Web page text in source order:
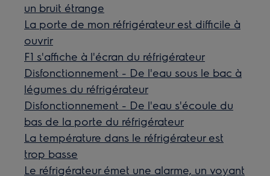
un bruit étrange
La porte de mon réfrigérateur est difficile à
ouvrir
F1 s'affiche à l'écran du réfrigérateur
Disfonctionnement - De l'eau sous le bac à
légumes du réfrigérateur
Disfonctionnement - De l'eau s'écoule du
bas de la porte du réfrigérateur
La température dans le réfrigérateur est
trop basse
Le réfrigérateur émet une alarme, un voyant